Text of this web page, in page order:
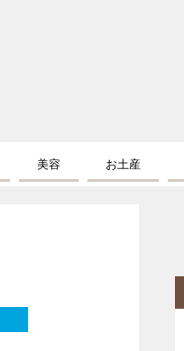
美容 お土産